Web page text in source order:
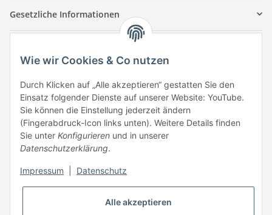
Gesetzliche Informationen
Tuccar GmbH
Raum A-123
Anton-Kux-Str.2
41460 Neuss
E-Mail: info @ megaphonic.de
Kundenservice
Mo - Fr 10:00 - 18:00
Mail: info @ megaphonic.de
Wie wir Cookies & Co nutzen
Durch Klicken auf „Alle akzeptieren“ gestatten Sie den
Einsatz folgender Dienste auf unserer Website: YouTube.
Sie können die Einstellung jederzeit ändern
(Fingerabdruck-Icon links unten). Weitere Details finden
Sie unter Konfigurieren und in unserer
Datenschutzerklärung.
Impressum Datenschutz
Alle akzeptieren